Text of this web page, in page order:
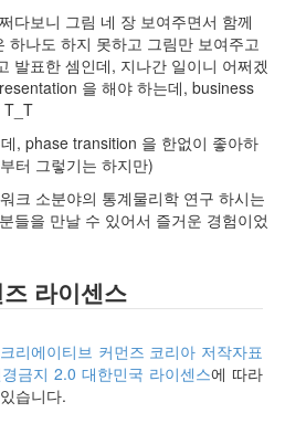
다보니 그림 네 장 보여주면서 함께
하나도 하지 못하고 그림만 보여주고
발표한 셈인데, 지나간 일이니 어쩌겠
을 해야 하는데, business
T_T
, phase transition 을 한없이 좋아하
터 그렇기는 하지만)
크 소분야의 통계물리학 연구 하시는
들을 만날 수 있어서 즐거운 경험이었
라이센스
크리에이티브 커먼즈 코리아 저작자표
금지 2.0 대한민국 라이센스에 따라
습니다.